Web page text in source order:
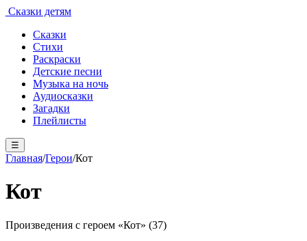
Сказки детям
Сказки
Стихи
Раскраски
Детские песни
Музыка на ночь
Аудиосказки
Загадки
Плейлисты
☰
Главная/Герои/Кот
Кот
Произведения с героем «Кот» (37)